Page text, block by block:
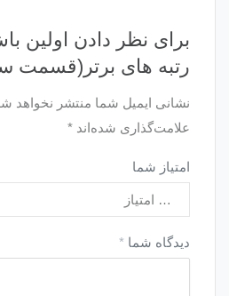
برای نظر دادن اولین
رتبه های برتر(قسمت
نشانی ایمیل شما منتشر نخواهد
علامت‌گذاری شده‌اند *
امتیاز شما
… امتیاز
دیدگاه شما *